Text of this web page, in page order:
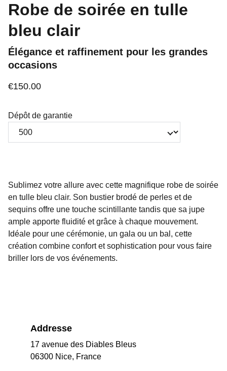
Robe de soirée en tulle
bleu clair
Élégance et raffinement pour les grandes
occasions
€150.00
Dépôt de garantie
Sublimez votre allure avec cette magnifique robe de soirée
en tulle bleu clair. Son bustier brodé de perles et de
sequins offre une touche scintillante tandis que sa jupe
ample apporte fluidité et grâce à chaque mouvement.
Idéale pour une cérémonie, un gala ou un bal, cette
création combine confort et sophistication pour vous faire
briller lors de vos événements.
Addresse
17 avenue des Diables Bleus
06300 Nice, France